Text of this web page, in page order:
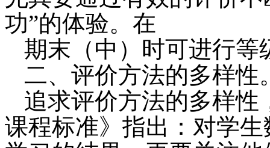
功”的体验。在
期末（中）时可进行等
二、评价方法的多样性
追求评价方法的多样性
课程标准》指出：对学